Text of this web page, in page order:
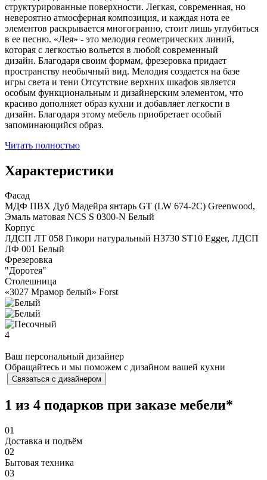
структурированные поверхности. Легкая, современная, но
невероятно атмосферная композиция, и каждая нота ее
элементов раскрывается многогранно, стоит лишь углубиться
в ее песню. «Лея» - это мелодия геометрических линий,
которая с легкостью вольется в любой современный
дизайн. Благодаря своим формам, фрезеровка придает
пространству необычный вид. Мелодия создается на базе
игры света и тени Отсутствие верхних шкафов является
особым функциональным и дизайнерским элементом, что
красиво дополняет образ кухни и добавляет легкости в
дизайн. Благодаря этому мебель приобретает особый
запоминающийся образ.
Читать полностью
Характеристики
Фасад
МДФ ПВX Дуб Мадейра янтарь GT (LW 674-2С) Greenwood,
Эмаль матовая NCS S 0300-N Белый
Корпус
ЛДСП ЛТ 058 Гикори натуральный Н3730 ST10 Egger, ЛДСП
ЛФ 001 Белый
Фрезеровка
"Доротея"
Столешница
«3027 Мрамор белый» Forst
4
Ваш персональный дизайнер
Обращайтесь и мы поможем с дизайном вашей кухни
Связаться с дизайнером
1 из 4 подарков при заказе мебели*
01
Доставка и подъём
02
Бытовая техника
03